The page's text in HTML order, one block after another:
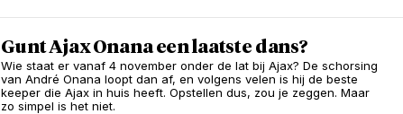
Gunt Ajax Onana een laatste dans?
Wie staat er vanaf 4 november onder de lat bij Ajax? De schorsing
van André Onana loopt dan af, en volgens velen is hij de beste
keeper die Ajax in huis heeft. Opstellen dus, zou je zeggen. Maar
zo simpel is het niet.